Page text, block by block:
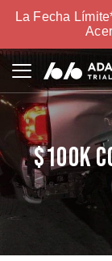
La Fecha
$100K